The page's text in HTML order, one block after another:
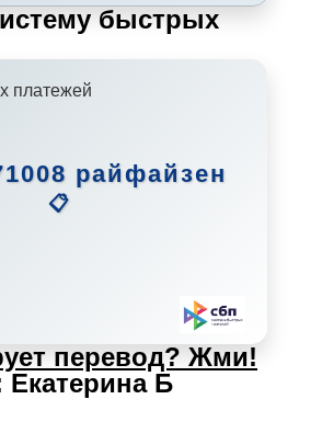
быстрых
платежей
райфайзен
📋
перевод? Жми!
Екатерина Б